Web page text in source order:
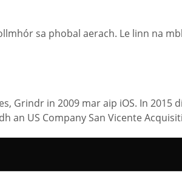
sa phobal aerach. Le linn na
Grindr in 2009 mar aip iOS. In
an US Company San Vicente